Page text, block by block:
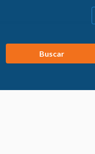
Buscar